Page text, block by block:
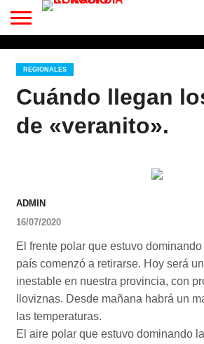
CONTACTO
BIENVENIDOS
A RF 102.7 FM
REGIONALES
Cuándo llegan
de «veranito».
ADMIN
16/07/2020
El frente polar que estuvo dominando
país comenzó a retirarse. Hoy será
inestable en nuestra provincia, con
lloviznas. Desde mañana habrá un
las temperaturas.
El aire polar que estuvo dominando